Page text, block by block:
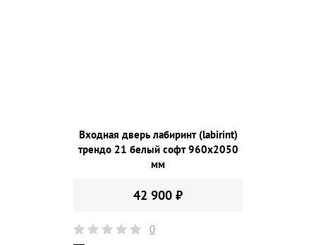
Входная дверь лабиринт (labirint)
трендо 21 белый софт 960х2050
мм
42 900 ₽
0